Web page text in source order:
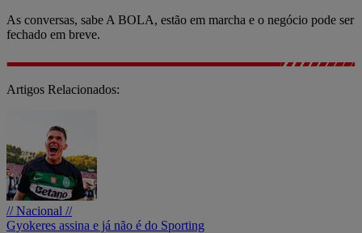
As conversas, sabe A BOLA, estão em marcha e o negócio pode ser
fechado em breve.
Artigos Relacionados:
// Nacional //
Gyokeres assina e já não é do Sporting